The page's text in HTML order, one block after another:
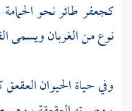
كجعفر طائر نحو
نوع من الغربان ويسمى
وفي حياة الحيوان